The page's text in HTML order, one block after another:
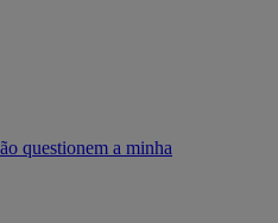
questionem a minha